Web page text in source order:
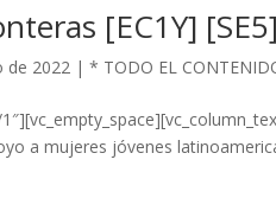
[EC1Y] [SE5]
de 2022 |* TODO EL
a mujeres jóvenes